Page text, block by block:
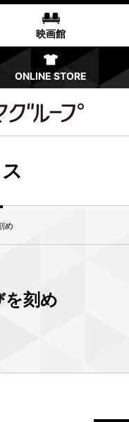
映画館
ONLINE STORE
め
を刻め